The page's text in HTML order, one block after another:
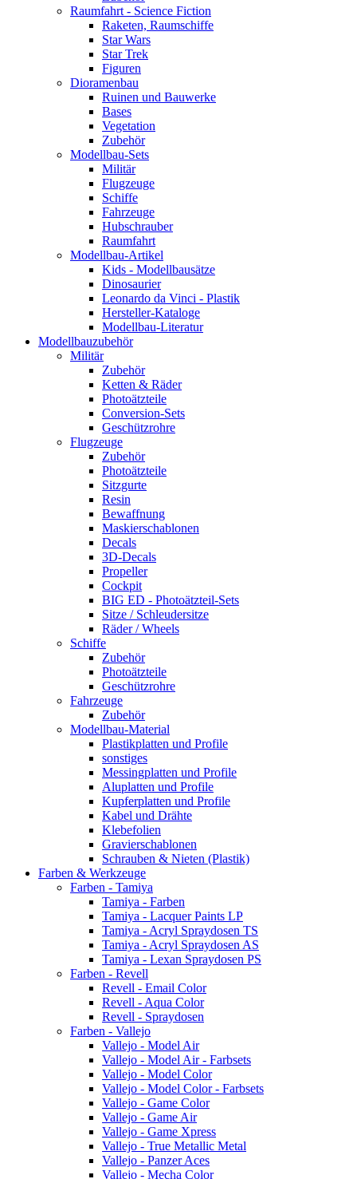
Raumfahrt - Science Fiction
Raketen, Raumschiffe
Star Wars
Star Trek
Figuren
Dioramenbau
Ruinen und Bauwerke
Bases
Vegetation
Zubehör
Modellbau-Sets
Militär
Flugzeuge
Schiffe
Fahrzeuge
Hubschrauber
Raumfahrt
Modellbau-Artikel
Kids - Modellbausätze
Dinosaurier
Leonardo da Vinci - Plastik
Hersteller-Kataloge
Modellbau-Literatur
Modellbauzubehör
Militär
Zubehör
Ketten & Räder
Photoätzteile
Conversion-Sets
Geschützrohre
Flugzeuge
Zubehör
Photoätzteile
Sitzgurte
Resin
Bewaffnung
Maskierschablonen
Decals
3D-Decals
Propeller
Cockpit
BIG ED - Photoätzteil-Sets
Sitze / Schleudersitze
Räder / Wheels
Schiffe
Zubehör
Photoätzteile
Geschützrohre
Fahrzeuge
Zubehör
Modellbau-Material
Plastikplatten und Profile
sonstiges
Messingplatten und Profile
Aluplatten und Profile
Kupferplatten und Profile
Kabel und Drähte
Klebefolien
Gravierschablonen
Schrauben & Nieten (Plastik)
Farben & Werkzeuge
Farben - Tamiya
Tamiya - Farben
Tamiya - Lacquer Paints LP
Tamiya - Acryl Spraydosen TS
Tamiya - Acryl Spraydosen AS
Tamiya - Lexan Spraydosen PS
Farben - Revell
Revell - Email Color
Revell - Aqua Color
Revell - Spraydosen
Farben - Vallejo
Vallejo - Model Air
Vallejo - Model Air - Farbsets
Vallejo - Model Color
Vallejo - Model Color - Farbsets
Vallejo - Game Color
Vallejo - Game Air
Vallejo - Game Xpress
Vallejo - True Metallic Metal
Vallejo - Panzer Aces
Vallejo - Mecha Color